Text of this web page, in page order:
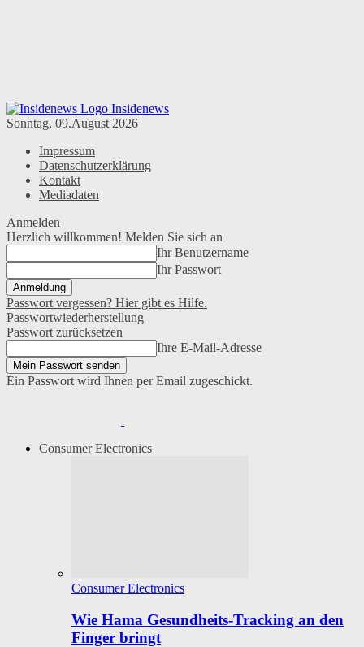
Insidenews
Sonntag, 09.August 2026
Impressum
Datenschutzerklärung
Kontakt
Mediadaten
Anmelden
Herzlich willkommen! Melden Sie sich an
Ihr Benutzername
Ihr Passwort
Passwort vergessen? Hier gibt es Hilfe.
Passwortwiederherstellung
Passwort zurücksetzen
Ihre E-Mail-Adresse
Ein Passwort wird Ihnen per Email zugeschickt.
Consumer Electronics
Consumer Electronics
Wie Hama Gesundheits-Tracking an den
Finger bringt